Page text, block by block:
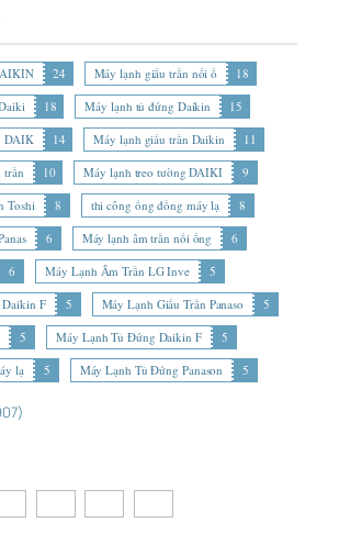
24 Máy lạnh giấu trần nối ố
18
18 Máy lạnh tủ đứng Daikin
15
DAIK
14 Máy lạnh giấu trần Daikin
11
trần
10 Máy lạnh treo tường DAIKI
9
Toshi
8 thi công ống đồng máy lạ
8
6 Máy lạnh âm trần nối ống
6
6 Máy Lạnh Âm Trần LG Inve
5
F
5 Máy Lạnh Giấu Trần Panaso
5
5 Máy Lạnh Tủ Đứng Daikin F
5
lạ
5 Máy Lạnh Tủ Đứng Panason 5